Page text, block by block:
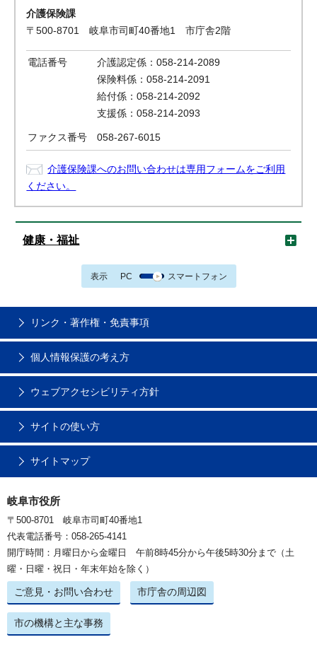
介護保険課
〒500-8701 岐阜市司町40番地1 市庁舎2階
電話番号
介護認定係：058-214-2089
保険料係：058-214-2091
給付係：058-214-2092
支援係：058-214-2093
ファクス番号 058-267-6015
介護保険課へのお問い合わせは専用フォームをご利用
ください。
健康・福祉
表示 PC スマートフォン
リンク・著作権・免責事項
個人情報保護の考え方
ウェブアクセシビリティ方針
サイトの使い方
サイトマップ
岐阜市役所
〒500-8701 岐阜市司町40番地1
代表電話番号：058-265-4141
開庁時間：月曜日から金曜日 午前8時45分から午後5時30分まで（土
曜・日曜・祝日・年末年始を除く）
ご意見・お問い合わせ 市庁舎の周辺図
市の機構と主な事務